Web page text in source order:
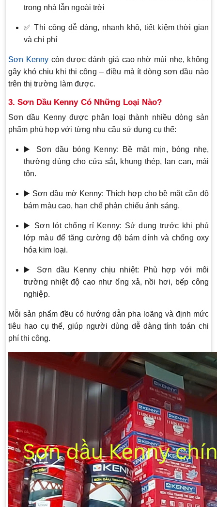
trong nhà lẫn ngoài trời
✅ Thi công dễ dàng, nhanh khô, tiết kiệm thời gian
và chi phí
Sơn Kenny còn được đánh giá cao nhờ mùi nhẹ, không
gây khó chịu khi thi công – điều mà ít dòng sơn dầu nào
trên thị trường làm được.
3. Sơn Dầu Kenny Có Những Loại Nào?
Sơn dầu Kenny được phân loại thành nhiều dòng sản
phẩm phù hợp với từng nhu cầu sử dụng cụ thể:
▶️ Sơn dầu bóng Kenny: Bề mặt mịn, bóng nhẹ,
thường dùng cho cửa sắt, khung thép, lan can, mái
tôn.
▶️ Sơn dầu mờ Kenny: Thích hợp cho bề mặt cần độ
bám màu cao, hạn chế phản chiếu ánh sáng.
▶️ Sơn lót chống rỉ Kenny: Sử dụng trước khi phủ
lớp màu để tăng cường độ bám dính và chống oxy
hóa kim loại.
▶️ Sơn dầu Kenny chịu nhiệt: Phù hợp với môi
trường nhiệt độ cao như ống xả, nồi hơi, bếp công
nghiệp.
Mỗi sản phẩm đều có hướng dẫn pha loãng và định mức
tiêu hao cụ thể, giúp người dùng dễ dàng tính toán chi
phí thi công.